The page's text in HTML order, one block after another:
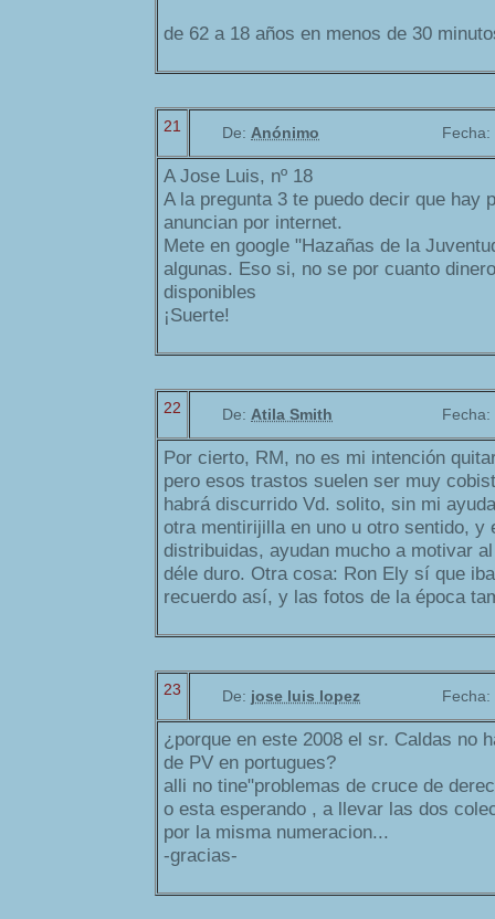
de 62 a 18 años en menos de 30
21 De: Anónimo Fecha:
A Jose Luis, nº 18
A la pregunta 3 te puedo decir que hay
anuncian por internet.
Mete en google "Hazañas de la
algunas. Eso si, no se por cuanto
disponibles
¡Suerte!
22 De: Atila Smith Fecha:
Por cierto, RM, no es mi intención
pero esos trastos suelen ser muy
habrá discurrido Vd. solito, sin mi
otra mentirijilla en uno u otro sentido, y
distribuidas, ayudan mucho a motivar
déle duro. Otra cosa: Ron Ely sí que
recuerdo así, y las fotos de la época
23 De: jose luis lopez Fecha:
¿porque en este 2008 el sr. Caldas no
de PV en portugues?
alli no tine"problemas de cruce de
o esta esperando , a llevar las dos
por la misma numeracion...
-gracias-